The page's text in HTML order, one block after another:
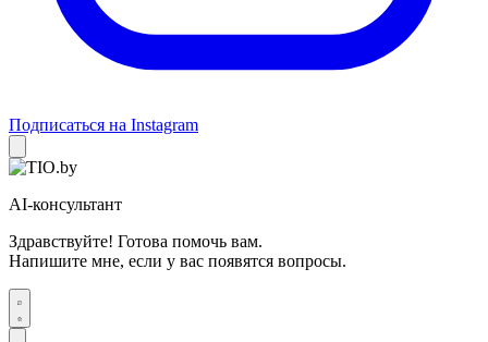
Подписаться на Instagram
AI-консультант
Здравствуйте! Готова помочь вам.
Напишите мне, если у вас появятся вопросы.